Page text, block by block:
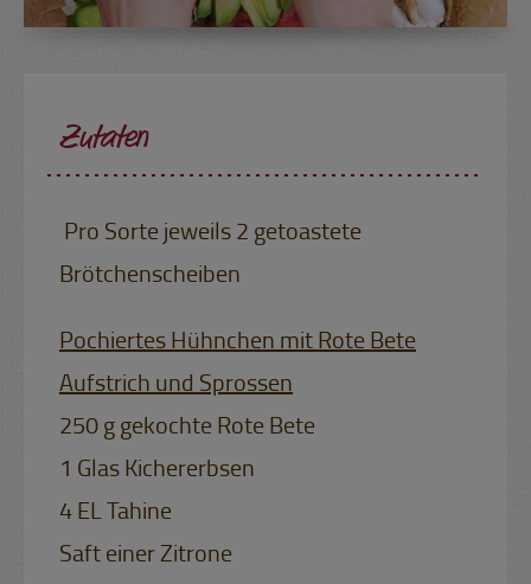
Zutaten
Pro Sorte jeweils 2 getoastete
Brötchenscheiben
Pochiertes Hühnchen mit Rote Bete
Aufstrich und Sprossen
250 g gekochte Rote Bete
1 Glas Kichererbsen
4 EL Tahine
Saft einer Zitrone